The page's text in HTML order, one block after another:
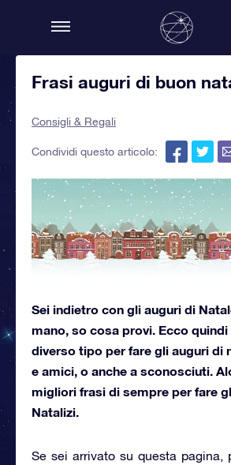
Frasi auguri di buon
Consigli & Regali
Condividi questo articolo:
Sei indietro con gli auguri di
mano, so cosa provi. Ecco
diverso tipo per fare gli auguri di
e amici, o anche a sconosciuti.
migliori frasi di sempre per fare
Natalizi.
Se sei arrivato su questa pagina,